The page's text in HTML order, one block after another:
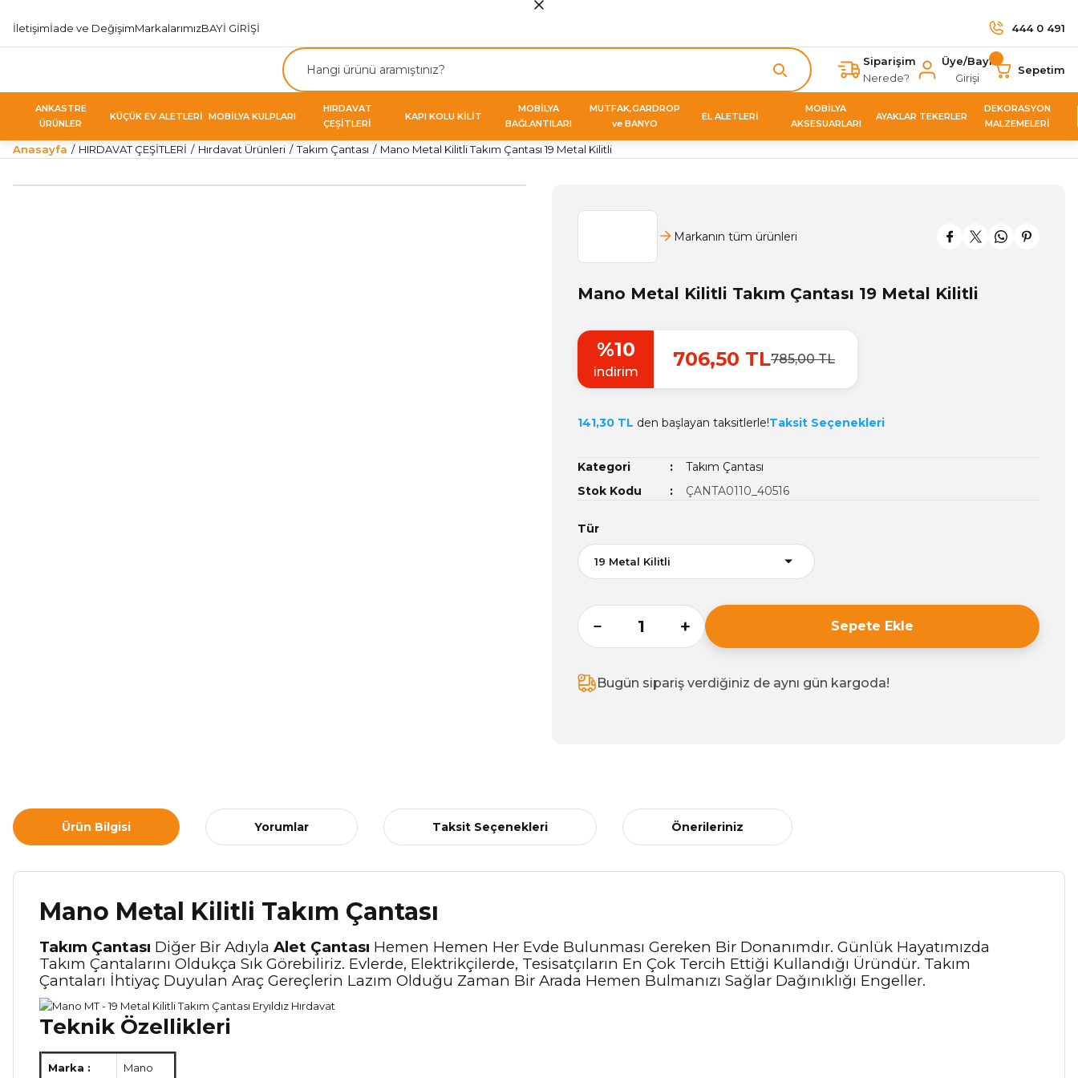
İletişimİade ve DeğişimMarkalarımızBAYİ GİRİŞİ 444 0 491
Siparişim
Nerede?
Üye/Bayi
Girişi
Sepetim
ANKASTRE
ÜRÜNLER
KÜÇÜK EV ALETLERİ MOBİLYA KULPLARI
HIRDAVAT
ÇEŞİTLERİ
KAPI KOLU KİLİT
MOBİLYA
BAĞLANTILARI
MUTFAK,GARDROP
ve BANYO
EL ALETLERİ
MOBİLYA
AKSESUARLARI
AYAKLAR TEKERLER
DEKORASYON
MALZEMELERİ
Anasayfa HIRDAVAT ÇEŞİTLERİ Hırdavat Ürünleri Takım Çantası Mano Metal Kilitli Takım Çantası 19 Metal Kilitli
Markanın tüm ürünleri
Mano Metal Kilitli Takım Çantası 19 Metal Kilitli
%10
indirim
706,50 TL785,00 TL
141,30 TL den başlayan taksitlerle!Taksit Seçenekleri
Kategori
Takım Çantası
Stok Kodu
ÇANTA0110_40516
Tür
Sepete Ekle
Bugün sipariş verdiğiniz de aynı gün kargoda!
Ürün Bilgisi Yorumlar Taksit Seçenekleri Önerileriniz
Mano Metal Kilitli Takım Çantası
Takım Çantası Diğer Bir Adıyla Alet Çantası Hemen Hemen Her Evde Bulunması Gereken Bir Donanımdır. Günlük Hayatımızda
Takım Çantalarını Oldukça Sık Görebiliriz. Evlerde, Elektrikçilerde, Tesisatçıların En Çok Tercih Ettiği Kullandığı Üründür. Takım
Çantaları İhtiyaç Duyulan Araç Gereçlerin Lazım Olduğu Zaman Bir Arada Hemen Bulmanızı Sağlar Dağınıklığı Engeller.
Teknik Özellikleri
Marka : Mano